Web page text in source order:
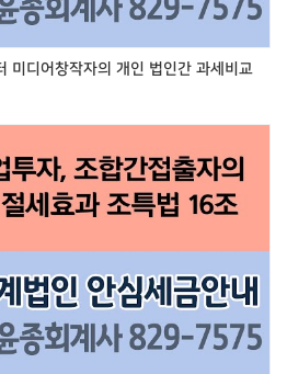
미디어창작자의 개인 법인간 과세비교